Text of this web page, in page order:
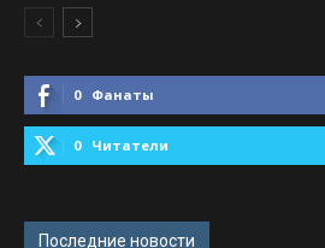
0 Фанаты
0 Читатели
Последние новости